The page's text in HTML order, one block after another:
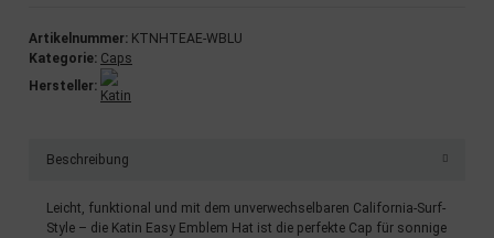
Artikelnummer: KTNHTEAE-WBLU
Kategorie: Caps
Hersteller:
Beschreibung
Leicht, funktional und mit dem unverwechselbaren California-Surf-
Style – die Katin Easy Emblem Hat ist die perfekte Cap für sonnige